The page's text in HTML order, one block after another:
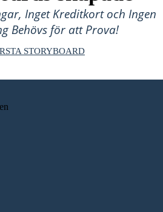
Inget Kreditkort och Ingen
Behövs för att Prova!
STORYBOARD